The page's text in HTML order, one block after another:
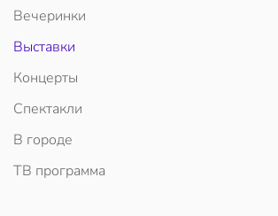
Вечеринки
Выставки
Концерты
Спектакли
В городе
ТВ программа